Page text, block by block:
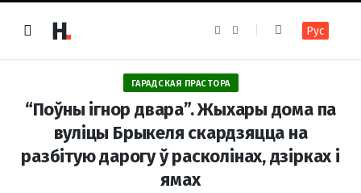
e
b
o
o
k
t
a
r
a
m
Рус
ГАРАДСКАЯ ПРАСТОРА
“Поўны ігнор двара”. Жыхары дома па
вуліцы Брыкеля скардзяцца на
разбітую дарогу ў расколінах, дзірках і
ямах